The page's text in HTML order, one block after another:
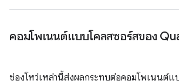
คอมโพเนนต์แบบโคลสซอร์สของ
ช่องโหว่เหล่านี้ส่งผลกระทบต่อคอมโพเนนต์แ